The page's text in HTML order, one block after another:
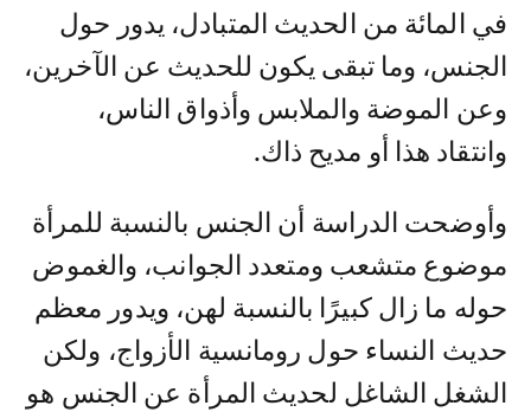
في المائة من الحديث المتبادل، يدور حول
الجنس، وما تبقى يكون للحديث عن الآخرين،
وعن الموضة والملابس وأذواق الناس،
وانتقاد هذا أو مديح ذاك.
وأوضحت الدراسة أن الجنس بالنسبة للمرأة
موضوع متشعب ومتعدد الجوانب، والغموض
حوله ما زال كبيرًا بالنسبة لهن، ويدور معظم
حديث النساء حول رومانسية الأزواج، ولكن
الشغل الشاغل لحديث المرأة عن الجنس هو